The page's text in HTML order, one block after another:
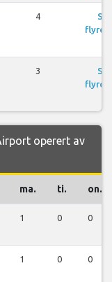
4
Se
3
Se
operert av
ma. ti. on.
1 0 0
1 0 0